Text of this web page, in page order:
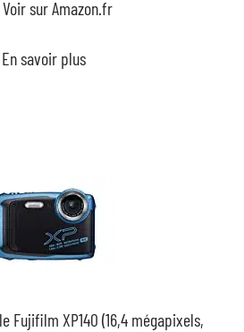
sur Amazon.fr
En savoir plus
Fujifilm XP140 (16,4 mégapixels,